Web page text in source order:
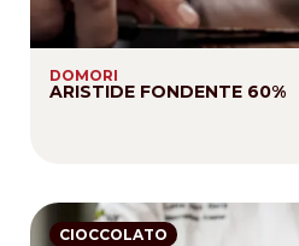
DOMORI
ARISTIDE FONDENTE 60%
CIOCCOLATO